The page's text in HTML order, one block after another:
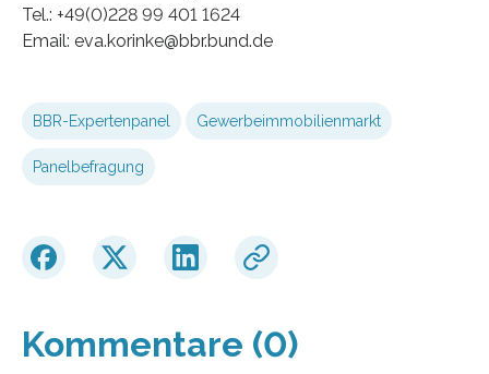
Tel.: +49(0)228 99 401 1624
Email: eva.korinke@bbr.bund.de
BBR-Expertenpanel Gewerbeimmobilienmarkt
Panelbefragung
Kommentare (0)